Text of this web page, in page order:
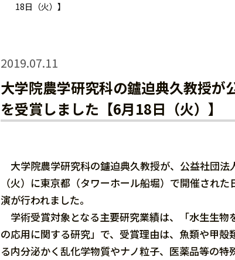
18日（火）】
2019.07.11
大学院農学研究科の鑪迫典久教授
を受賞しました【6月18日（火）】
大学院農学研究科の鑪迫典久教授が、公益社団
（火）に東京都（タワーホール船堀）で開催され
演が行われました。
学術受賞対象となる主要研究業績は、「水生生
の応用に関する研究」で、受賞理由は、魚類や甲
る内分泌かく乱化学物質やナノ粒子、医薬品等の